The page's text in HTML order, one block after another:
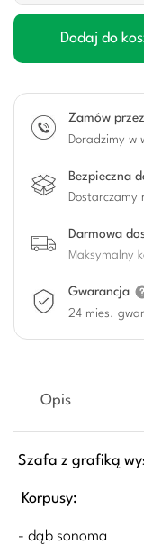
Dodaj do
Zamów
Doradzimy w
Bezpieczna
Dostarczamy
Darmowa
Maksymalny
Gwarancja
24 mies.
Opis
Szafa z grafiką
Korpusy:
- dąb sonoma